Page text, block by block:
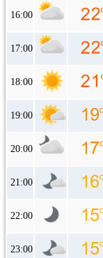
16:00
17:00
18:00
19:00
20:00
21:00
22:00
23:00